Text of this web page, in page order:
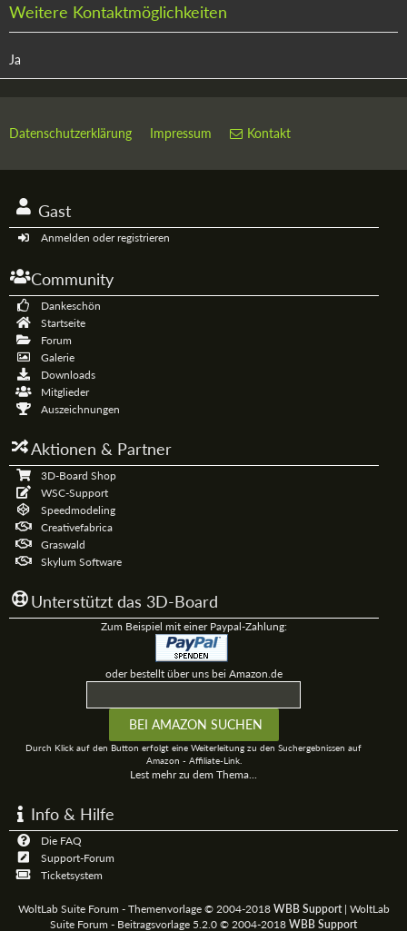
Weitere Kontaktmöglichkeiten
Ja
Datenschutzerklärung Impressum Kontakt
Gast
Anmelden oder registrieren
Community
Dankeschön
Startseite
Forum
Galerie
Downloads
Mitglieder
Auszeichnungen
Aktionen & Partner
3D-Board Shop
WSC-Support
Speedmodeling
Creativefabrica
Graswald
Skylum Software
Unterstützt das 3D-Board
Zum Beispiel mit einer Paypal-Zahlung:
oder bestellt über uns bei Amazon.de
Durch Klick auf den Button erfolgt eine Weiterleitung zu den Suchergebnissen auf
Amazon - Affiliate-Link.
Lest mehr zu dem Thema...
Info & Hilfe
Die FAQ
Support-Forum
Ticketsystem
WoltLab Suite Forum - Themenvorlage © 2004-2018 WBB Support| WoltLab
Suite Forum - Beitragsvorlage 5.2.0 © 2004-2018 WBB Support